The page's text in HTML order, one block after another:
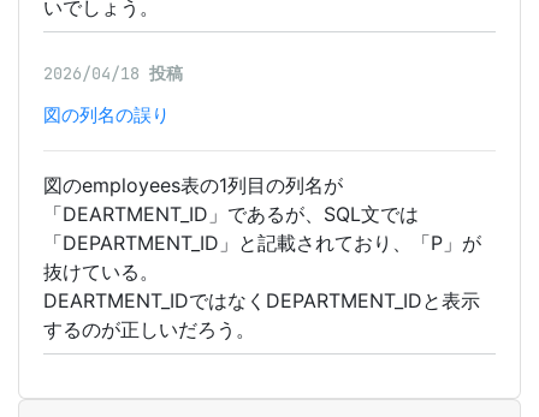
いでしょう。
2026/04/18 投稿
図の列名の誤り
図のemployees表の1列目の列名が
「DEARTMENT_ID」であるが、SQL文では
「DEPARTMENT_ID」と記載されており、「P」が
抜けている。
DEARTMENT_IDではなくDEPARTMENT_IDと表示
するのが正しいだろう。